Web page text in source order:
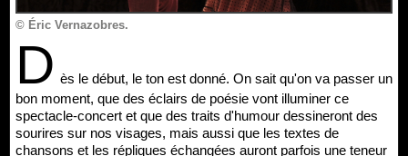
© Éric Vernazobres.
D ès le début, le ton est donné. On sait qu'on va passer un
bon moment, que des éclairs de poésie vont illuminer ce
spectacle-concert et que des traits d'humour dessineront des
sourires sur nos visages, mais aussi que les textes de
chansons et les répliques échangées auront parfois une teneur